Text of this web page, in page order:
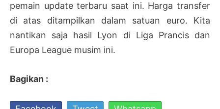
pemain update terbaru saat ini. Harga transfer
di atas ditampilkan dalam satuan euro. Kita
nantikan saja hasil Lyon di Liga Prancis dan
Europa League musim ini.
Bagikan :